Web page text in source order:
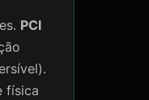
PCI
física